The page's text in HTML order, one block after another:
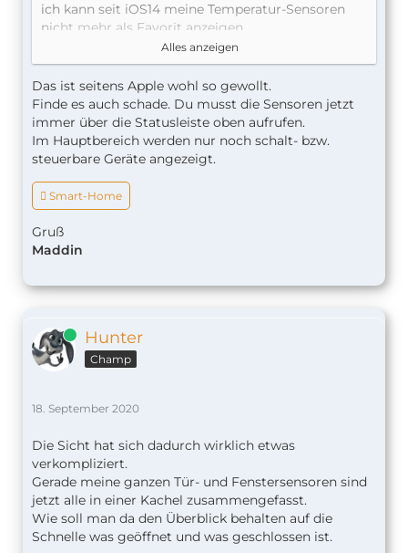
ich kann seit iOS14 meine Temperatur-Sensoren
nicht mehr als Favorit anzeigen.
CU Kai
Alles anzeigen
Das ist seitens Apple wohl so gewollt.
Finde es auch schade. Du musst die Sensoren jetzt
immer über die Statusleiste oben aufrufen.
Im Hauptbereich werden nur noch schalt- bzw.
steuerbare Geräte angezeigt.
 Smart-Home
Gruß
Maddin
Online Hunter
Champ
18. September 2020
Die Sicht hat sich dadurch wirklich etwas
verkompliziert.
Gerade meine ganzen Tür- und Fenstersensoren sind
jetzt alle in einer Kachel zusammengefasst.
Wie soll man da den Überblick behalten auf die
Schnelle was geöffnet und was geschlossen ist.